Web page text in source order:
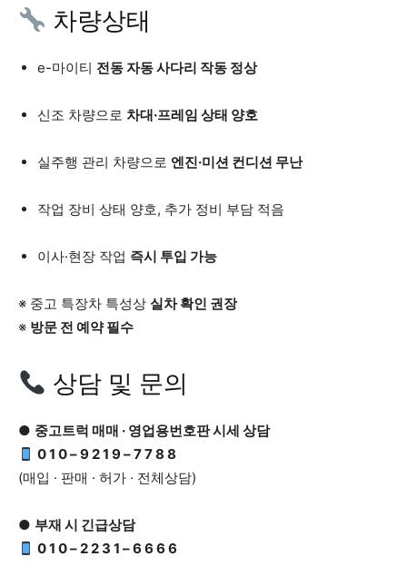
차량상태
e-마이티 전동 자동 사다리 작동 정상
신조 차량으로 차대·프레임 상태 양호
실주행 관리 차량으로 엔진·미션 컨디션 무난
작업 장비 상태 양호, 추가 정비 부담 적음
이사·현장 작업 즉시 투입 가능
※ 중고 특장차 특성상 실차 확인 권장
※ 방문 전 예약 필수
상담 및 문의
● 중고트럭 매매 · 영업용번호판 시세 상담
0 1 0 – 9 2 1 9 – 7 7 8 8
(매입 · 판매 · 허가 · 전체상담)
● 부재 시 긴급상담
0 1 0 – 2 2 3 1 – 6 6 6 6